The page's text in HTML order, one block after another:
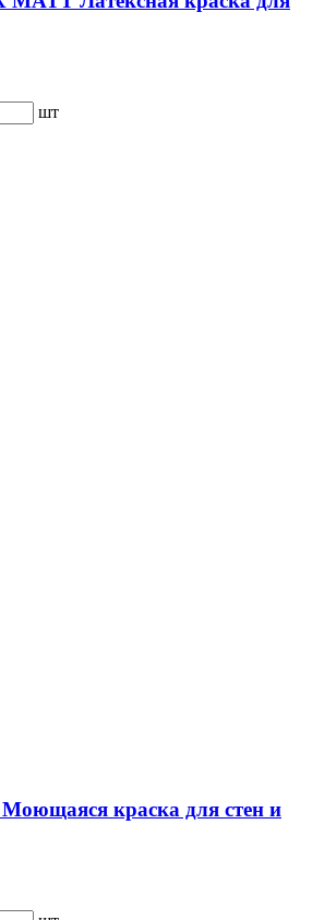
шт
краска для стен и